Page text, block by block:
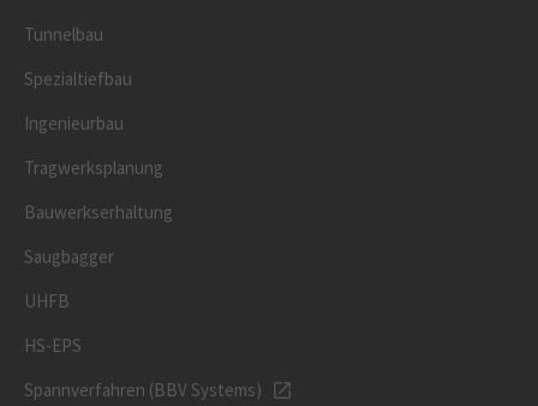
Tunnelbau
Spezialtiefbau
Ingenieurbau
Tragwerksplanung
Bauwerkserhaltung
Saugbagger
UHFB
HS-EPS
Spannverfahren (BBV Systems)